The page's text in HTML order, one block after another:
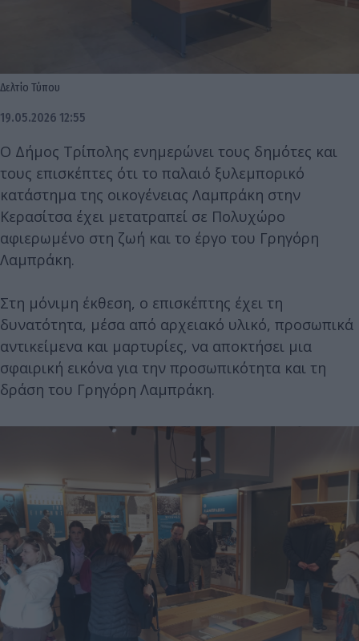
Δελτίο Τύπου
19.05.2026 12:55
O Δήμος Τρίπολης ενημερώνει τους δημότες και
τους επισκέπτες ότι το παλαιό ξυλεμπορικό
κατάστημα της οικογένειας Λαμπράκη στην
Κερασίτσα έχει μετατραπεί σε Πολυχώρο
αφιερωμένο στη ζωή και το έργο του Γρηγόρη
Λαμπράκη.
Στη μόνιμη έκθεση, ο επισκέπτης έχει τη
δυνατότητα, μέσα από αρχειακό υλικό, προσωπικά
αντικείμενα και μαρτυρίες, να αποκτήσει μια
σφαιρική εικόνα για την προσωπικότητα και τη
δράση του Γρηγόρη Λαμπράκη.